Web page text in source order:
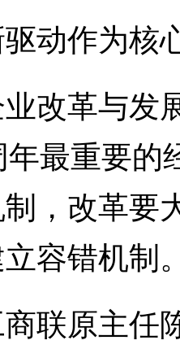
作为核
革与发
最重要的
，改革要
容错机制
原主任